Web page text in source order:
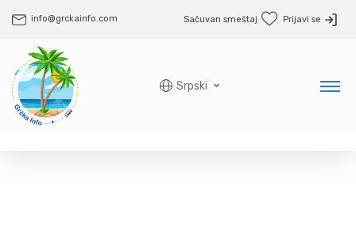
info@grckainfo.com Sačuvan smeštaj Prijavi se
Srpski